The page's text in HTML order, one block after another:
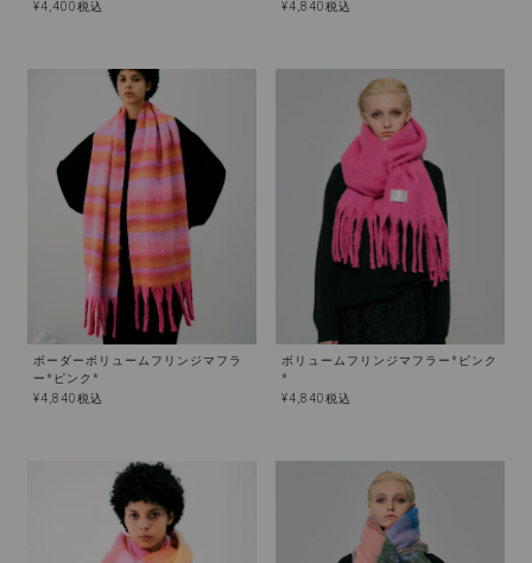
¥4,400税込
¥4,840税込
ボーダーボリュームフリンジマフラ
ー*ピンク*
¥4,840税込
ボリュームフリンジマフラー*ピンク
*
¥4,840税込